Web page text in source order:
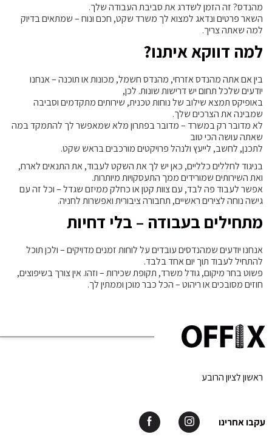
מהנדס? זה הזמן לשדרג את סביבת העבודה שלך.
השאר פרטים ונדאג למצוא לך משרד שקט, חכם ונוח – שמתאים בדיוק
למה שאתה צריך.
למה דווקא איתנו?
בין אם אתה מהנדס אזרחי, מהנדס חשמל, מכונות או תוכנה – אנחנו
יודעים שלכל תחום יש דרישות שונות. לכן,
באופיקס תמצא שילוב של נוחות טכנית, שירותים מתקדמים וסביבה
שמבינה את הצרכים שלך.
לא מדובר רק במשרד – מדובר בפתרון מלא שמאפשר לך להתמקד במה
שאתה עושה הכי טוב
לתכנן, לחשב, לייעץ ולנהל פרויקטים מורכבים בראש שקט.
בניגוד לחללים כלליים, כאן יש לך את השקט לעבוד, את התנאים לארח,
ואת השירותים שמורידים ממך התעסקויות מיותרות.
אפשר לעבוד פה לבד, עם צוות קטן או כחלק ממיזם שגדל – וכל זה עם
גישה נוחה לצירים ראשיים, תחבורה ציבורית ואפשרות לחניה.
מתחילים בעבודה – בלי דחיות
אנחנו יודעים שמהנדסים עובדים על לוחות זמנים מדויקים – ולכן תוכל
להתחיל לעבוד תוך יום אחד בלבד.
פשוט בחר מיקום, גודל משרד, תקופת שכירות – וזהו. אין צורך בשיפוצים,
חוזים מסובכים או ריהוט – הכל כבר מוכן וממתין לך.
ראשון לציון הרובע
עקבו אחרינו